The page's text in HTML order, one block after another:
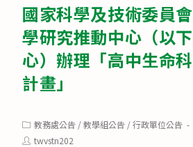
國家科學及技術委員
學研究推動中心（以
心）辦理「高中生命
計畫」
Post
category:
教務處公告 /教學組公告 /行政單位公告
Posttwvstn202